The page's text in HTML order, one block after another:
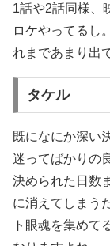
1話や2話同様、
ロケやってるし
れまであまり出
タケル
既になにか深い
迷ってばかりの
決められた日数
に消えてしまう
ト眼魂を集めて